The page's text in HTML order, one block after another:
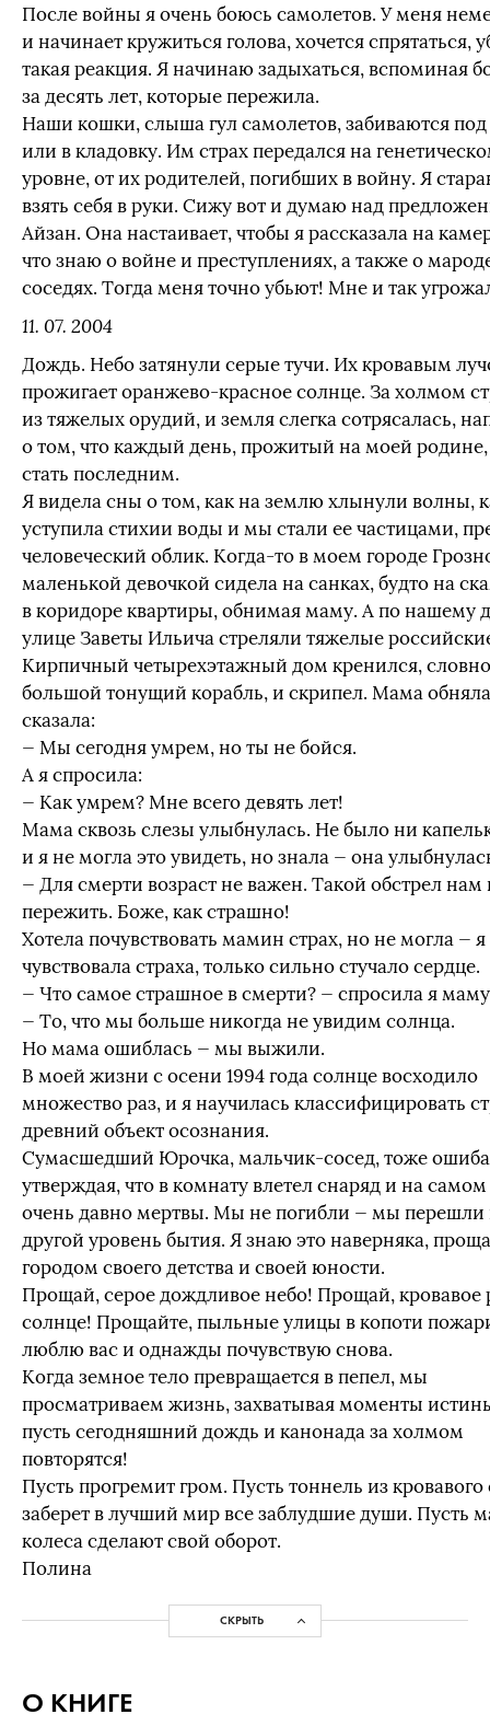
После войны я очень боюсь самолетов. У меня
и начинает кружиться голова, хочется спрятаться,
такая реакция. Я начинаю задыхаться, вспоминая
за десять лет, которые пережила.
Наши кошки, слыша гул самолетов, забиваются
или в кладовку. Им страх передался на
уровне, от их родителей, погибших в войну. Я
взять себя в руки. Сижу вот и думаю над
Айзан. Она настаивает, чтобы я рассказала на
что знаю о войне и преступлениях, а также о
соседях. Тогда меня точно убьют! Мне и так
11. 07. 2004
Дождь. Небо затянули серые тучи. Их кровавым
прожигает оранжево-красное солнце. За холмом
из тяжелых орудий, и земля слегка сотрясалась,
о том, что каждый день, прожитый на моей
стать последним.
Я видела сны о том, как на землю хлынули волны,
уступила стихии воды и мы стали ее частицами,
человеческий облик. Когда-то в моем городе
маленькой девочкой сидела на санках, будто на
в коридоре квартиры, обнимая маму. А по нашему
улице Заветы Ильича стреляли тяжелые
Кирпичный четырехэтажный дом кренился, словно
большой тонущий корабль, и скрипел. Мама
сказала:
— Мы сегодня умрем, но ты не бойся.
А я спросила:
— Как умрем? Мне всего девять лет!
Мама сквозь слезы улыбнулась. Не было ни
и я не могла это увидеть, но знала — она
— Для смерти возраст не важен. Такой обстрел нам
пережить. Боже, как страшно!
Хотела почувствовать мамин страх, но не могла —
чувствовала страха, только сильно стучало сердце.
— Что самое страшное в смерти? — спросила я
— То, что мы больше никогда не увидим солнца.
Но мама ошиблась — мы выжили.
В моей жизни с осени 1994 года солнце восходило
множество раз, и я научилась классифицировать
древний объект осознания.
Сумасшедший Юрочка, мальчик-сосед, тоже
утверждая, что в комнату влетел снаряд и на
очень давно мертвы. Мы не погибли — мы перешли
другой уровень бытия. Я знаю это наверняка,
городом своего детства и своей юности.
Прощай, серое дождливое небо! Прощай, кровавое
солнце! Прощайте, пыльные улицы в копоти
люблю вас и однажды почувствую снова.
Когда земное тело превращается в пепел, мы
просматриваем жизнь, захватывая моменты
пусть сегодняшний дождь и канонада за холмом
повторятся!
Пусть прогремит гром. Пусть тоннель из
заберет в лучший мир все заблудшие души. Пусть
колеса сделают свой оборот.
Полина
СКРЫТЬ
О КНИГЕ